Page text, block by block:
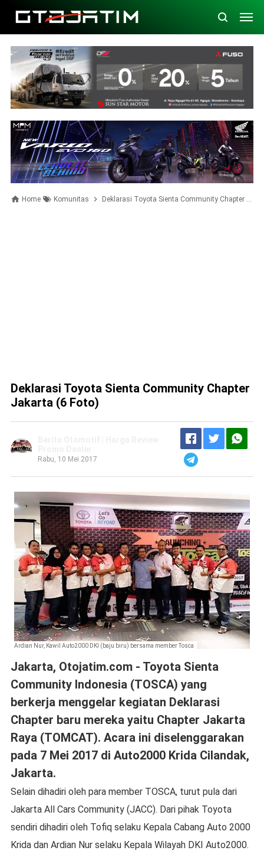
Home Komunitas Deklarasi Toyota Sienta Community Chapter Jakarta (6 Foto)
Deklarasi Toyota Sienta Community Chapter
Jakarta (6 Foto)
Rabu, 10 Mei 2017
Ardian Nur, Kawil Auto2000 DKI (baju biru) bersama member Tosca
Jakarta, Otojatim.com - Toyota Sienta
Community Indonesia (TOSCA) yang
berkerja menggelar kegiatan Deklarasi
Chapter baru mereka yaitu Chapter Jakarta
Raya (TOMCAT). Acara ini diselenggarakan
pada 7 Mei 2017 di Auto2000 Krida Cilandak,
Jakarta.
Selain dihadiri oleh para member TOSCA, turut pula dari
Jakarta All Cars Community (JACC). Dari pihak Toyota
sendiri dihadiri oleh Tofiq selaku Kepala Cabang Auto 2000
Krida dan Ardian Nur selaku Kepala Wilayah DKI Auto2000.